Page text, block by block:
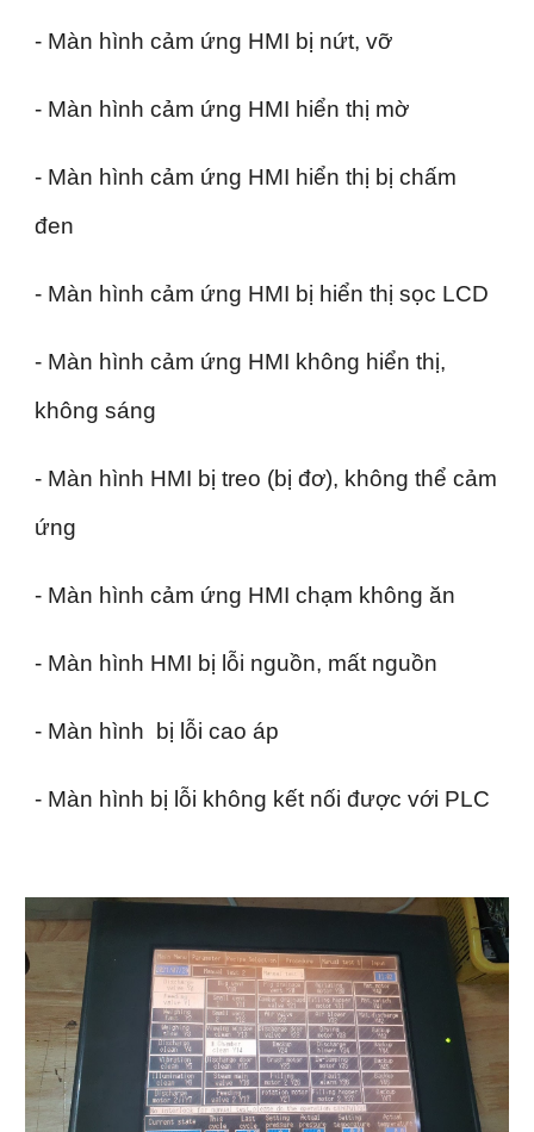
- Màn hình cảm ứng HMI bị nứt, vỡ
- Màn hình cảm ứng HMI hiển thị mờ
- Màn hình cảm ứng HMI hiển thị bị chấm
đen
- Màn hình cảm ứng HMI bị hiển thị sọc LCD
- Màn hình cảm ứng HMI không hiển thị,
không sáng
- Màn hình HMI bị treo (bị đơ), không thể cảm
ứng
- Màn hình cảm ứng HMI chạm không ăn
- Màn hình HMI bị lỗi nguồn, mất nguồn
- Màn hình bị lỗi cao áp
- Màn hình bị lỗi không kết nối được với PLC